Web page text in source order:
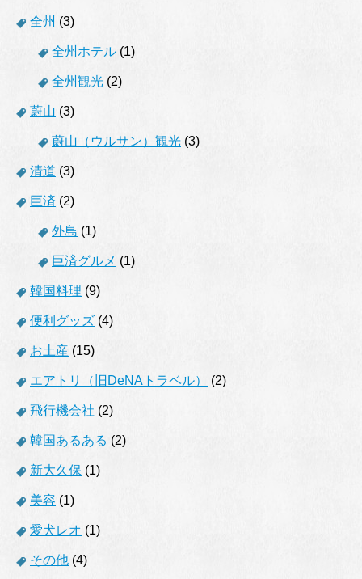
全州 (3)
全州ホテル (1)
全州観光 (2)
蔚山 (3)
蔚山（ウルサン）観光 (3)
清道 (3)
巨済 (2)
外島 (1)
巨済グルメ (1)
韓国料理 (9)
便利グッズ (4)
お土産 (15)
エアトリ（旧DeNAトラベル） (2)
飛行機会社 (2)
韓国あるある (2)
新大久保 (1)
美容 (1)
愛犬レオ (1)
その他 (4)